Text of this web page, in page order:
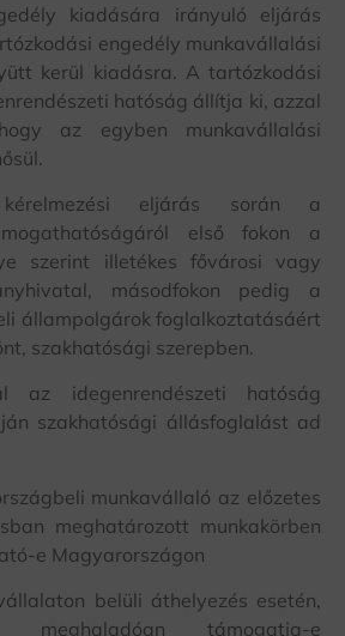
kiadására irányuló eljárás
engedély munkavállalási
kerül kiadásra. A tartózkodási
hatóság állítja ki, azzal
az egyben munkavállalási
eljárás során a
első fokon a
szerint illetékes fővárosi vagy
másodfokon pedig a
állampolgárok foglalkoztatásáért
szakhatósági szerepben.
az idegenrendészeti hatóság
szakhatósági állásfoglalást ad
munkavállaló az előzetes
meghatározott munkakörben
e Magyarországon
belüli áthelyezés esetén,
támogatja-e